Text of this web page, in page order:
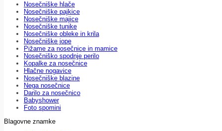
Nosečniške hlače
Nosečniške pajkice
Nosečniške majice
Nosečniške tunike
Nosečniške obleke in krila
Nosečniške jope
Pižame za nosečnice in mamice
Nosečniško spodnje perilo
Kopalke za nosečnice
Hlačne nogavice
Nosečniške blazine
Nega nosečnice
Darilo za nosečnico
Babyshower
Foto spomini
Blagovne znamke